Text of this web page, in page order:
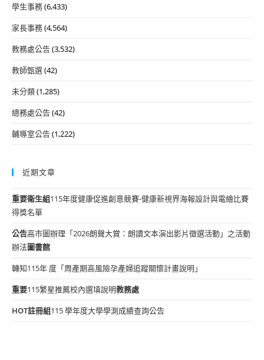
學生事務(6,433)
家長事務(4,564)
教務處公告(3,532)
教師甄選(42)
未分類(1,285)
總務處公告(42)
輔導室公告(1,222)
近期文章
重要衛生組115年度健康促進創意競賽-健康新視界海報設計與電繪比賽
得獎名單
公告高市圖辦理「2026朗聲大賞：朗讀文本演出影片徵選活動」之活動
辦法圖書館
轉知115年 度「周產期高風險孕產婦追蹤關懷計畫說明」
重要115繁星推薦校內選填說明教務處
HOT註冊組115 學年度大學學測成績查詢公告